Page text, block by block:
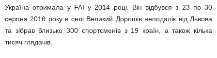
Україна отримала у FAI у 2014 році. Він відбувся з 23 по 30
серпня 2016 року в селі Великий Дорошів неподалік від Львова
та зібрав близько 300 спортсменів з 19 країн, а також кілька
тисяч глядачів.